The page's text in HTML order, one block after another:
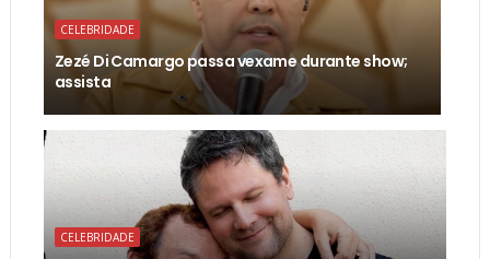
CELEBRIDADE
Zezé Di Camargo passa vexame durante show;
assista
CELEBRIDADE